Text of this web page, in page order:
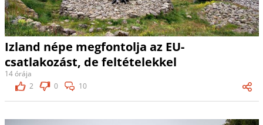
Izland népe megfontolja az EU-
csatlakozást, de feltételekkel
14 órája
2
0 10